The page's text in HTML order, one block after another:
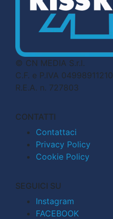
© CN MEDIA S.r.l.
C.F. e P.IVA 04998911210
R.E.A. n. 727803
CONTATTI
Contattaci
Privacy Policy
Cookie Policy
SEGUICI SU
Instagram
FACEBOOK